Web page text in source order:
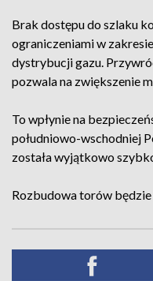
Brak dostępu do szlaku
ograniczeniami w
dystrybucji gazu.
pozwala na zwiększenie
To wpłynie na
południowo-wschodniej
została wyjątkowo
Rozbudowa torów